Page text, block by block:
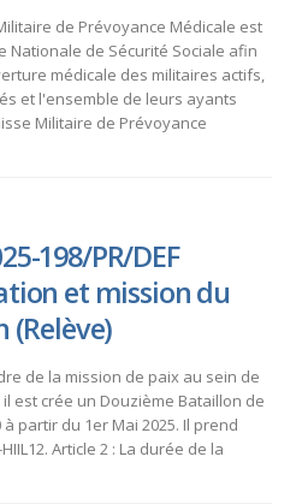
de Prévoyance Médicale est
Nationale de Sécurité Sociale afin
médicale des militaires actifs,
et l'ensemble de leurs ayants
Militaire de Prévoyance
198/PR/DEF
et mission du
(Relève)
de la mission de paix au sein de
il est crée un Douzième Bataillon de
à partir du 1er Mai 2025. Il prend
Article 2 : La durée de la